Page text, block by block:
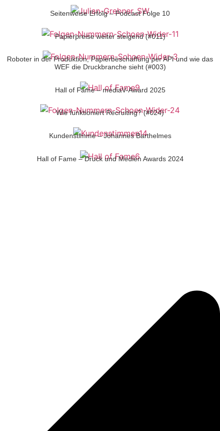
Seitenweise Erfolg – Podcast Folge 10
Papierpreise weiter steigend (#011)
Roboter in der Produktion, Papierbeschaffung per API und wie das
WEF die Druckbranche sieht (#003)
Hall of Fame – mediaV-Award 2025
Wie funktioniert Recruiting? (#024)
Kundenstimme – Johannes Barthelmes
Hall of Fame – Druck und Medien Awards 2024